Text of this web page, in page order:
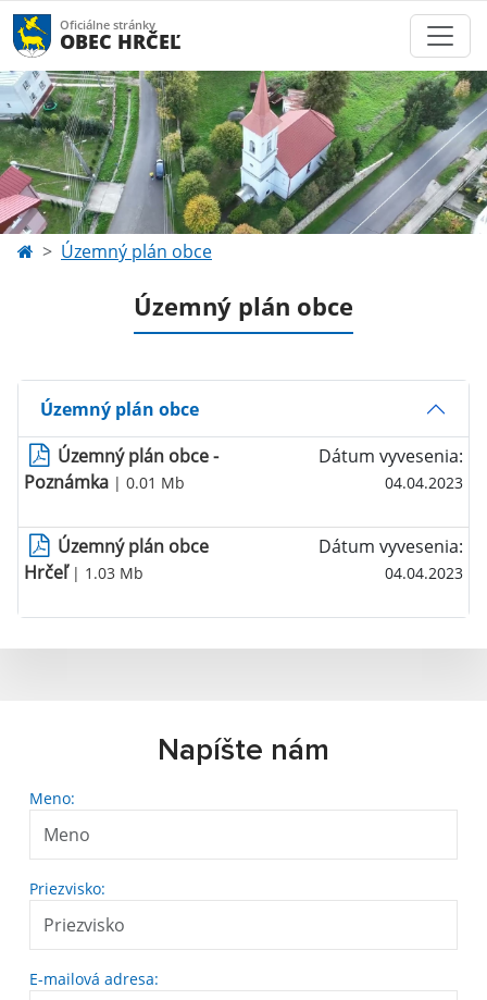
Oficiálne stránky
OBEC HRČEĽ
Územný plán obce
Územný plán obce
Územný plán obce
Územný plán obce -
Poznámka | 0.01 Mb
Dátum vyvesenia:
04.04.2023
Územný plán obce
Hrčeľ| 1.03 Mb
Dátum vyvesenia:
04.04.2023
Napíšte nám
Meno:
Priezvisko:
E-mailová adresa: